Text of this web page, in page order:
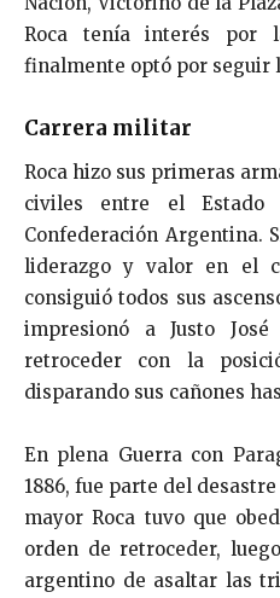
Roca tenía interés por
finalmente optó por seguir
Carrera militar
Roca hizo sus primeras
civiles entre el
Confederación Argentina.
liderazgo y valor en el
consiguió todos sus
impresionó a Justo
retroceder con la
disparando sus cañones
En plena Guerra con
1886, fue parte del
mayor Roca tuvo que
orden de retroceder,
argentino de asaltar las